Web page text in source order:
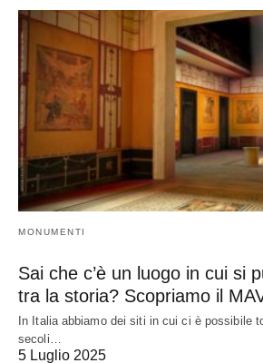
MONUMENTI
Sai che c’è un luogo in cui si
tra la storia? Scopriamo il
In Italia abbiamo dei siti in cui ci è possibile
secoli…
5 Luglio 2025